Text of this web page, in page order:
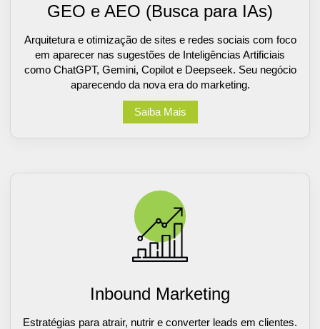
GEO e AEO (Busca para IAs)
Arquitetura e otimização de sites e redes sociais com foco
em aparecer nas sugestões de Inteligências Artificiais
como ChatGPT, Gemini, Copilot e Deepseek. Seu negócio
aparecendo da nova era do marketing.
Saiba Mais
Inbound Marketing
Estratégias para atrair, nutrir e converter leads em clientes.